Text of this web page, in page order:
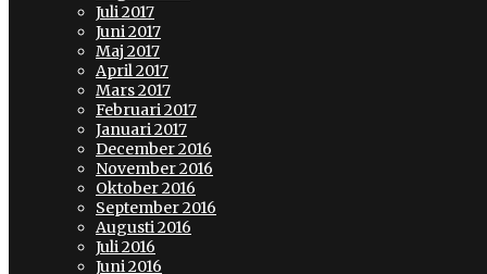
Juli 2017
Juni 2017
Maj 2017
April 2017
Mars 2017
Februari 2017
Januari 2017
December 2016
November 2016
Oktober 2016
September 2016
Augusti 2016
Juli 2016
Juni 2016